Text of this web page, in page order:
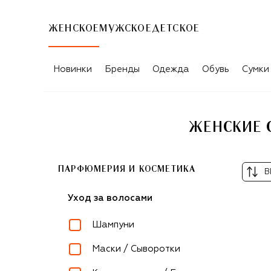
ЖЕНСКОЕ МУЖСКОЕ ДЕТСКОЕ
Новинки Бренды Одежда Обувь Сумки
ЖЕНСКИЕ
ПАРФЮМЕРИЯ И КОСМЕТИКА
Уход за волосами
Шампуни
Маски / Сыворотки